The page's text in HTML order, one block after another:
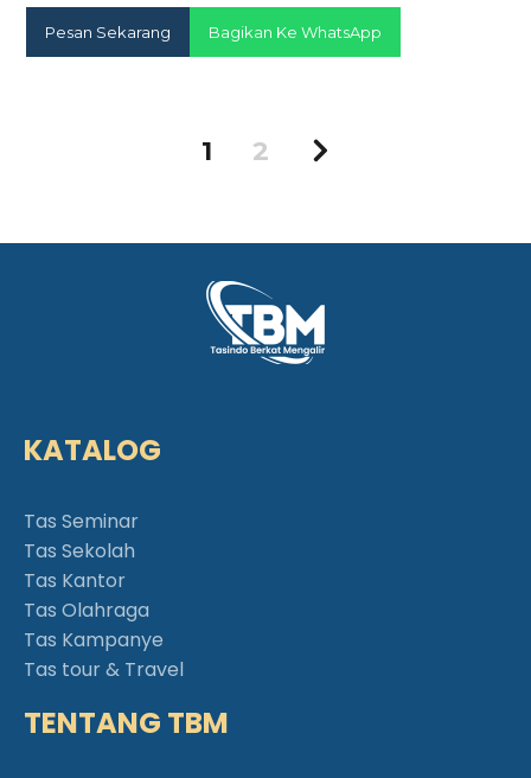
Pesan Sekarang Bagikan Ke WhatsApp
1 2
KATALOG
Tas Seminar
Tas Sekolah
Tas Kantor
Tas Olahraga
Tas Kampanye
Tas tour & Travel
TENTANG TBM